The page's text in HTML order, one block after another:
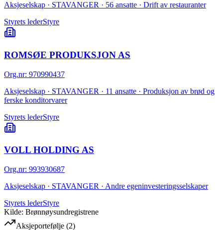
Aksjeselskap · STAVANGER · 56 ansatte · Drift av restauranter
Styrets lederStyre
ROMSØE PRODUKSJON AS
Org.nr: 970990437
Aksjeselskap · STAVANGER · 11 ansatte · Produksjon av brød og
ferske konditorvarer
Styrets lederStyre
VOLL HOLDING AS
Org.nr: 993930687
Aksjeselskap · STAVANGER · Andre egeninvesteringsselskaper
Styrets lederStyre
Kilde: Brønnøysundregistrene
Aksjeportefølje (2)